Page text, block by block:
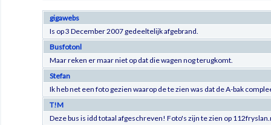
gigawebs
Is op 3 December 2007 gedeeltelijk afgebrand.
Busfotonl
Maar reken er maar niet op dat die wagen nog terugkomt.
Stefan
Ik heb net een foto gezien waarop de te zien was dat de A-bak
T!M
Deze bus is idd totaal afgeschreven! Foto's zijn te zien op